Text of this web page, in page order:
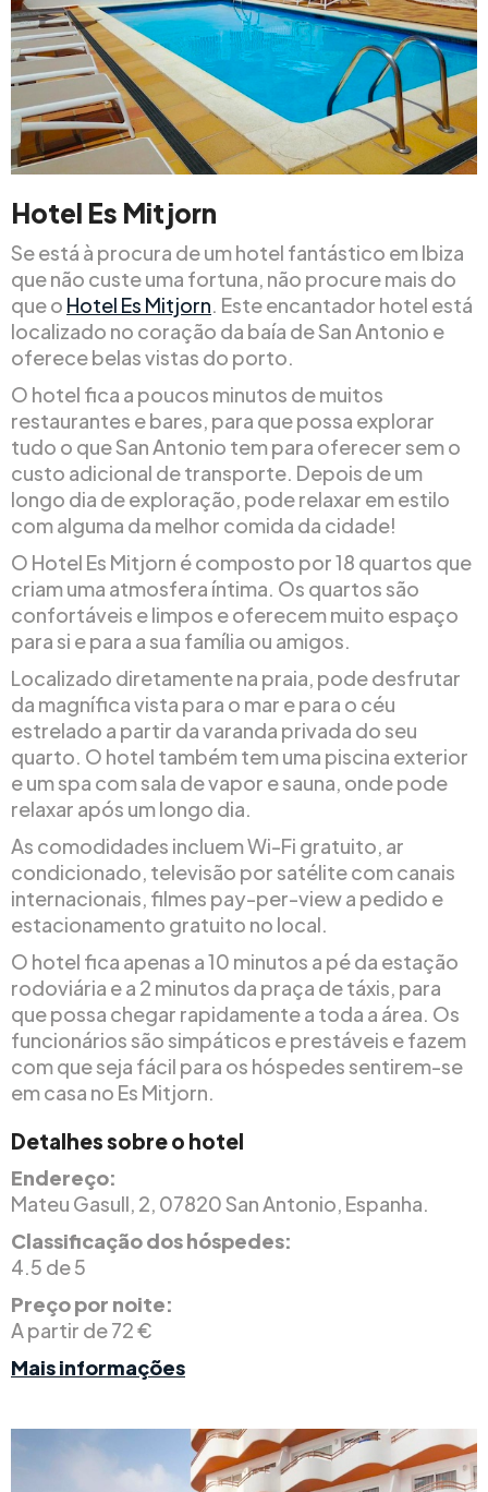
Hotel Es Mitjorn
Se está à procura de um hotel fantástico em Ibiza
que não custe uma fortuna, não procure mais do
que o Hotel Es Mitjorn. Este encantador hotel está
localizado no coração da baía de San Antonio e
oferece belas vistas do porto.
O hotel fica a poucos minutos de muitos
restaurantes e bares, para que possa explorar
tudo o que San Antonio tem para oferecer sem o
custo adicional de transporte. Depois de um
longo dia de exploração, pode relaxar em estilo
com alguma da melhor comida da cidade!
O Hotel Es Mitjorn é composto por 18 quartos que
criam uma atmosfera íntima. Os quartos são
confortáveis e limpos e oferecem muito espaço
para si e para a sua família ou amigos.
Localizado diretamente na praia, pode desfrutar
da magnífica vista para o mar e para o céu
estrelado a partir da varanda privada do seu
quarto. O hotel também tem uma piscina exterior
e um spa com sala de vapor e sauna, onde pode
relaxar após um longo dia.
As comodidades incluem Wi-Fi gratuito, ar
condicionado, televisão por satélite com canais
internacionais, filmes pay-per-view a pedido e
estacionamento gratuito no local.
O hotel fica apenas a 10 minutos a pé da estação
rodoviária e a 2 minutos da praça de táxis, para
que possa chegar rapidamente a toda a área. Os
funcionários são simpáticos e prestáveis e fazem
com que seja fácil para os hóspedes sentirem-se
em casa no Es Mitjorn.
Detalhes sobre o hotel
Endereço:
Mateu Gasull, 2, 07820 San Antonio, Espanha.
Classificação dos hóspedes:
4.5 de 5
Preço por noite:
A partir de 72 €
Mais informações